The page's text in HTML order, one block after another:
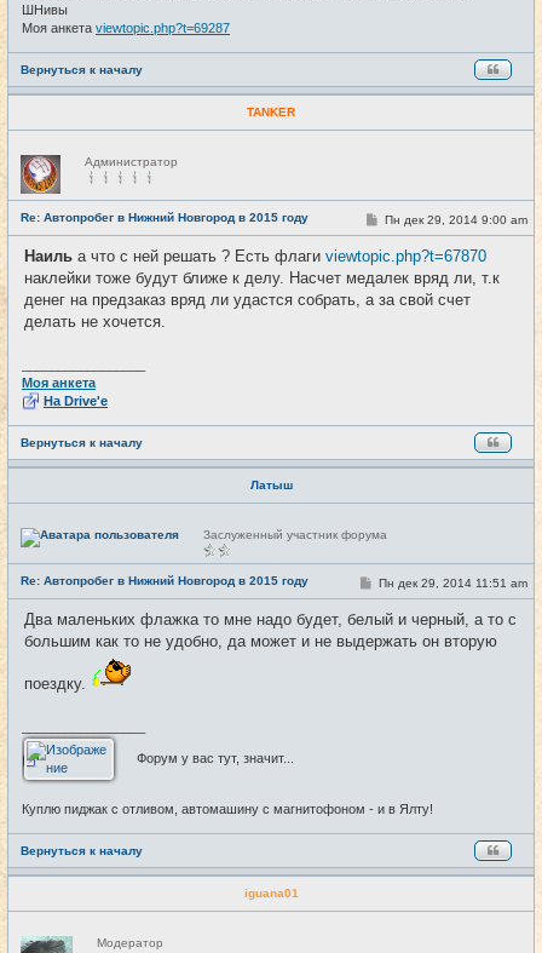
ШНивы
Моя анкета viewtopic.php?t=69287
Вернуться к началу
TANKER
Н
е
в
с
е
т
и
Администратор
Re: Автопробег в Нижний Новгород в 2015 году #28
С
о
о
б
щ
н
Пн дек 29, 2014 9:00 am
Наиль а что с ней решать ? Есть флаги viewtopic.php?t=67870
наклейки тоже будут ближе к делу. Насчет медалек вряд ли, т.к
денег на предзаказ вряд ли удастся собрать, а за свой счет
делать не хочется.
Моя анкета
На Drive'e
Вернуться к началу
Латыш
Н
е
е
т
и
Заслуженный участник форума
Re: Автопробег в Нижний Новгород в 2015 году #29
С
о
б
щ
е
Пн дек 29, 2014 11:51 am
Два маленьких флажка то мне надо будет, белый и черный, а то с
большим как то не удобно, да может и не выдержать он вторую
поездку.
Форум у вас тут, значит...
Куплю пиджак с отливом, автомашину с магнитофоном - и в Ялту!
Вернуться к началу
iguana01
Н
е
Модератор